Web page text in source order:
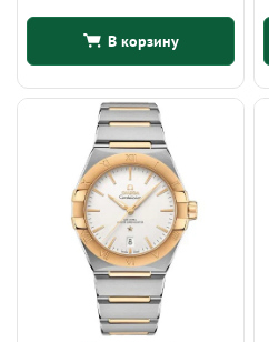
В корзину